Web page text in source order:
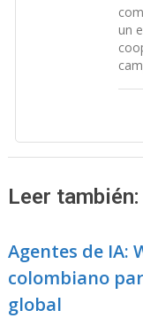
un
Leer también:
Agentes de IA:
colombiano
global